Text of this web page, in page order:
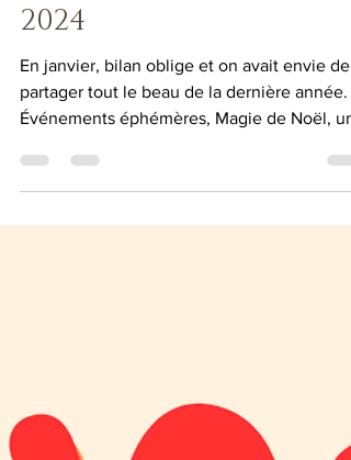
Une revue de l'année
2024
En janvier, bilan oblige et on avait envie de
partager tout le beau de la dernière année.
Événements éphémères, Magie de Noël, un